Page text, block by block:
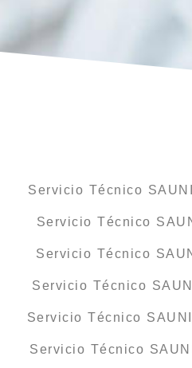
Servicio Técnico
Servicio Técnico
Servicio Técnico
Servicio Técnico
Servicio Técnico
Servicio Técnico